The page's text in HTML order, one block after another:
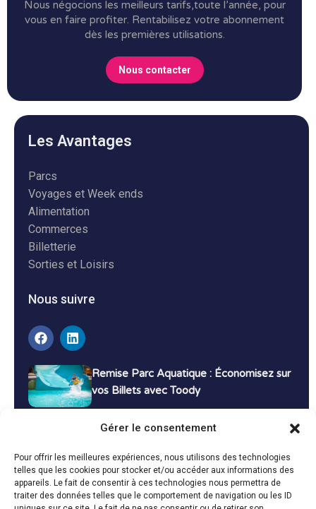
Gérer le consentement
Pour offrir les meilleures expériences, nous utilisons des technologies
telles que les cookies pour stocker et/ou accéder aux informations des
appareils. Le fait de consentir à ces technologies nous permettra de
traiter des données telles que le comportement de navigation ou les ID
Nous négocions les meilleurs tarifs,toute l’année, pour
vous en faire profiter. Rentabilisez votre abonnement
dès les premières utilisations.
Nous contacter
Les Avantages
Parcs
Voyages et Week ends
Alimentation
Commerces
Billetterie
Sorties et Loisirs
Nous suivre
Remise Parc Aquatique : Économisez sur
vos Billets avec Toody
Bons Plans Voyage : Économisez sur vos
Vacances avec Toody
13 décembre 2024 Bon plans